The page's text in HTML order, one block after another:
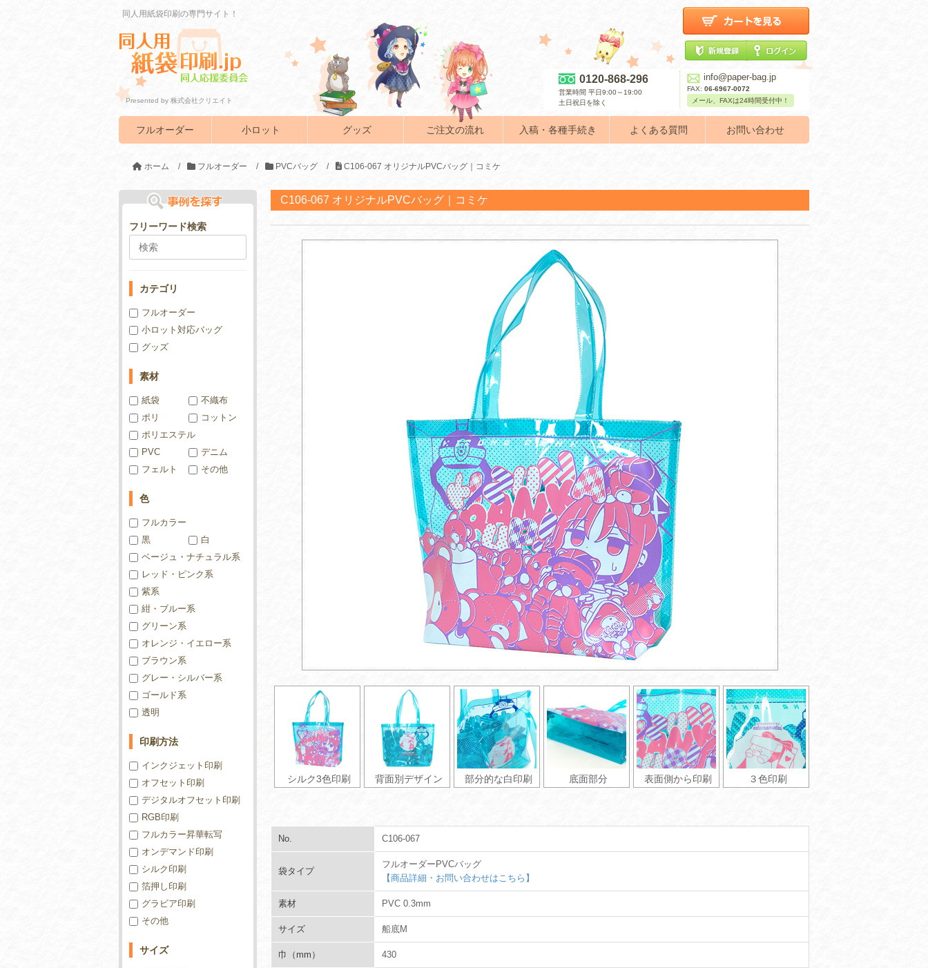
同人用紙袋印刷の専門サイト！
Presented by 株式会社クリエイト
0120-868-296
営業時間 平日9:00～19:00
土日祝日を除く
info@paper-bag.jp
FAX: 06-6967-0072
メール、FAXは24時間受付中！
フルオーダー 小ロット グッズ ご注文の流れ 入稿・各種手続き よくある質問 お問い合わせ
ホーム / フルオーダー / PVCバッグ / C106-067 オリジナルPVCバッグ｜コミケ
C106-067 オリジナルPVCバッグ｜コミケ
シルク3色印刷 背面別デザイン 部分的な白印刷 底面部分 表面側から印刷 ３色印刷
No. C106-067
袋タイプ
フルオーダーPVCバッグ
【商品詳細・お問い合わせはこちら】
素材 PVC 0.3mm
サイズ 船底M
巾（mm） 430
フリーワード検索
カテゴリ
フルオーダー
小ロット対応バッグ
グッズ
素材
紙袋
不織布
ポリ
コットン
ポリエステル
PVC
デニム
フェルト
その他
色
フルカラー
黒
白
ベージュ・ナチュラル系
レッド・ピンク系
紫系
紺・ブルー系
グリーン系
オレンジ・イエロー系
ブラウン系
グレー・シルバー系
ゴールド系
透明
印刷方法
インクジェット印刷
オフセット印刷
デジタルオフセット印刷
RGB印刷
フルカラー昇華転写
オンデマンド印刷
シルク印刷
箔押し印刷
グラビア印刷
その他
サイズ